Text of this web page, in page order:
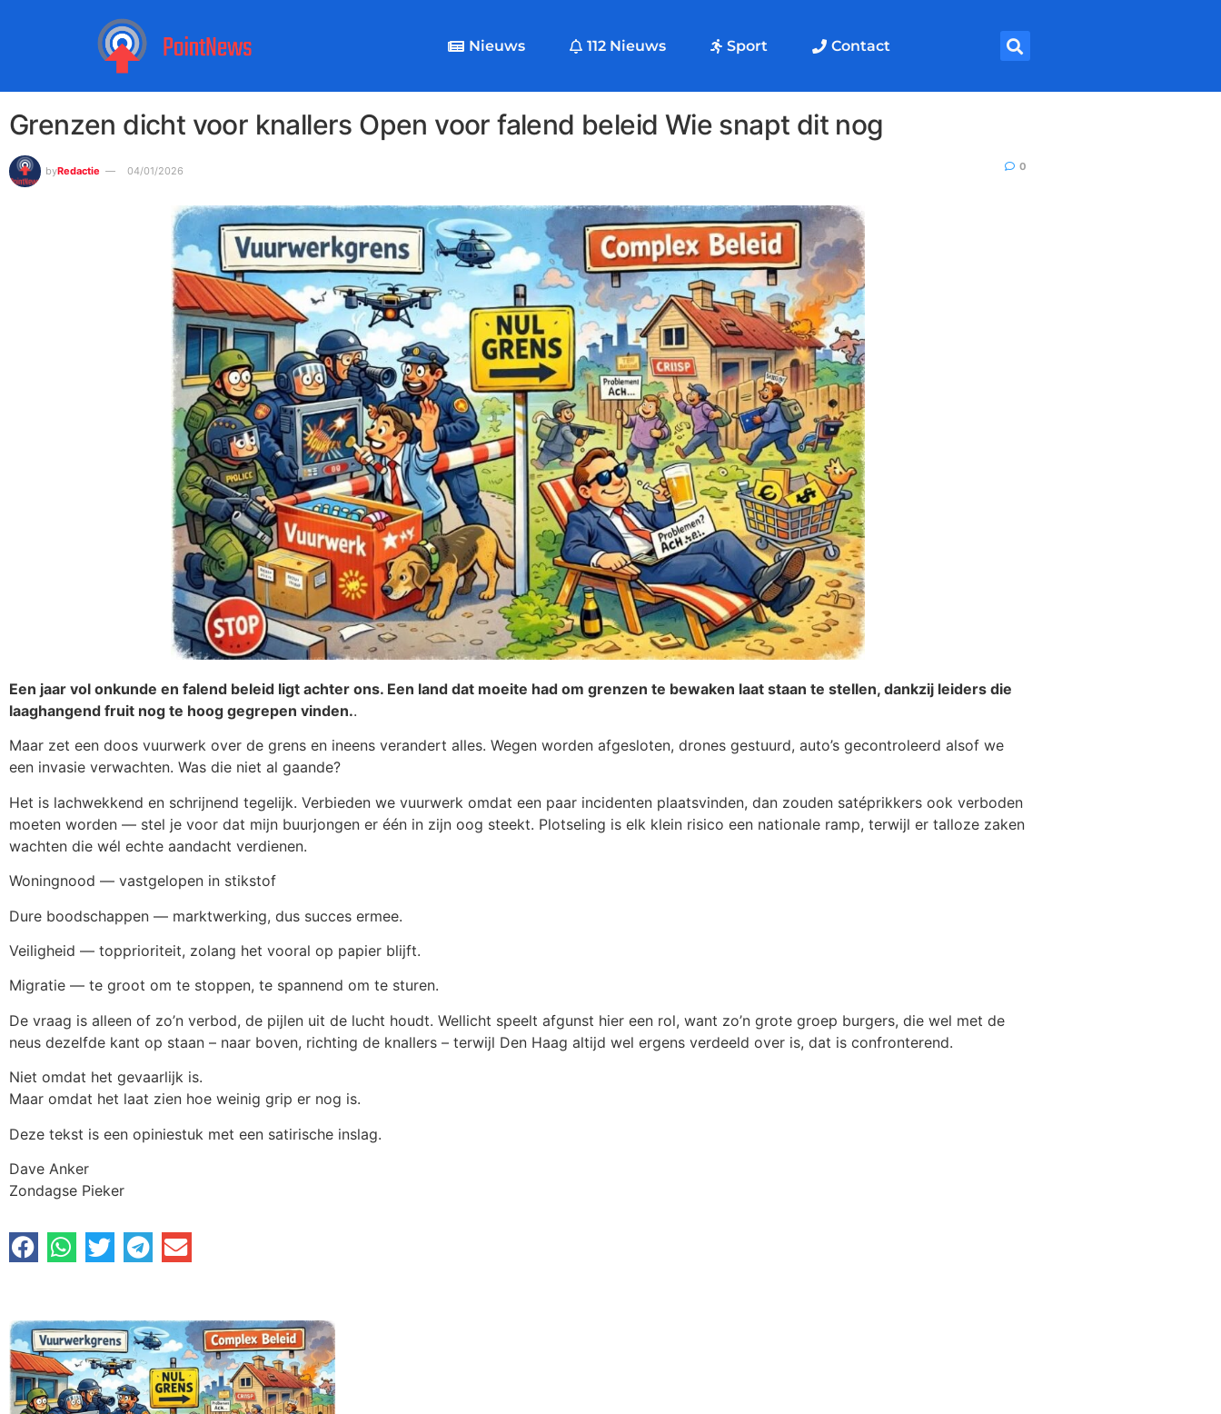
Nieuws 112 Nieuws Sport Contact
Grenzen dicht voor knallers Open voor falend beleid Wie snapt dit nog
byRedactie 04/01/2026 0
Een jaar vol onkunde en falend beleid ligt achter ons. Een land dat moeite had om grenzen te bewaken laat staan te stellen, dankzij leiders die
laaghangend fruit nog te hoog gegrepen vinden..
Maar zet een doos vuurwerk over de grens en ineens verandert alles. Wegen worden afgesloten, drones gestuurd, auto’s gecontroleerd alsof we
een invasie verwachten. Was die niet al gaande?
Het is lachwekkend en schrijnend tegelijk. Verbieden we vuurwerk omdat een paar incidenten plaatsvinden, dan zouden satéprikkers ook verboden
moeten worden — stel je voor dat mijn buurjongen er één in zijn oog steekt. Plotseling is elk klein risico een nationale ramp, terwijl er talloze zaken
wachten die wél echte aandacht verdienen.
Woningnood — vastgelopen in stikstof
Dure boodschappen — marktwerking, dus succes ermee.
Veiligheid — topprioriteit, zolang het vooral op papier blijft.
Migratie — te groot om te stoppen, te spannend om te sturen.
De vraag is alleen of zo’n verbod, de pijlen uit de lucht houdt. Wellicht speelt afgunst hier een rol, want zo’n grote groep burgers, die wel met de
neus dezelfde kant op staan – naar boven, richting de knallers – terwijl Den Haag altijd wel ergens verdeeld over is, dat is confronterend.
Niet omdat het gevaarlijk is.
Maar omdat het laat zien hoe weinig grip er nog is.
Deze tekst is een opiniestuk met een satirische inslag.
Dave Anker
Zondagse Pieker